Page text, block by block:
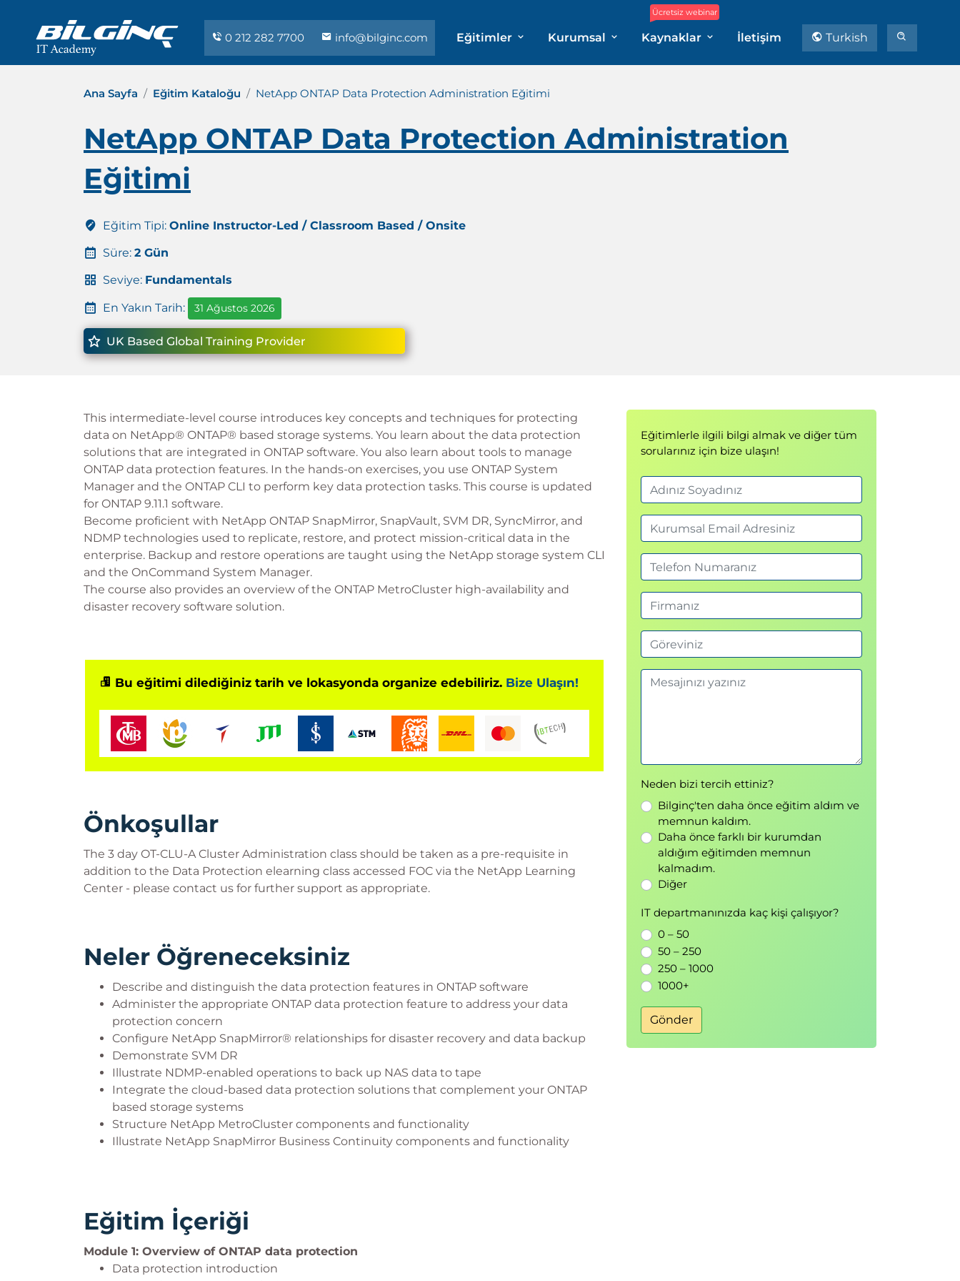
0 212 282 7700 info@bilginc.com Eğitimler Kurumsal
Ücretsiz webinar
Kaynaklar İletişim Turkish
Ana Sayfa Eğitim Kataloğu NetApp ONTAP Data Protection Administration Eğitimi
NetApp ONTAP Data Protection Administration
Eğitimi
Eğitim Tipi: Online Instructor-Led / Classroom Based / Onsite
Süre: 2 Gün
Seviye: Fundamentals
En Yakın Tarih: 31 Ağustos 2026
UK Based Global Training Provider
This intermediate-level course introduces key concepts and techniques for protecting
data on NetApp® ONTAP® based storage systems. You learn about the data protection
solutions that are integrated in ONTAP software. You also learn about tools to manage
ONTAP data protection features. In the hands-on exercises, you use ONTAP System
Manager and the ONTAP CLI to perform key data protection tasks. This course is updated
for ONTAP 9.11.1 software.
Become proficient with NetApp ONTAP SnapMirror, SnapVault, SVM DR, SyncMirror, and
NDMP technologies used to replicate, restore, and protect mission-critical data in the
enterprise. Backup and restore operations are taught using the NetApp storage system CLI
and the OnCommand System Manager.
The course also provides an overview of the ONTAP MetroCluster high-availability and
disaster recovery software solution.
Bu eğitimi dilediğiniz tarih ve lokasyonda organize edebiliriz. Bize Ulaşın!
Önkoşullar
The 3 day OT-CLU-A Cluster Administration class should be taken as a pre-requisite in
addition to the Data Protection elearning class accessed FOC via the NetApp Learning
Center - please contact us for further support as appropriate.
Neler Öğreneceksiniz
Describe and distinguish the data protection features in ONTAP software
Administer the appropriate ONTAP data protection feature to address your data
protection concern
Configure NetApp SnapMirror® relationships for disaster recovery and data backup
Demonstrate SVM DR
Illustrate NDMP-enabled operations to back up NAS data to tape
Integrate the cloud-based data protection solutions that complement your ONTAP
based storage systems
Structure NetApp MetroCluster components and functionality
Illustrate NetApp SnapMirror Business Continuity components and functionality
Eğitim İçeriği
Module 1: Overview of ONTAP data protection
Data protection introduction
Eğitimlerle ilgili bilgi almak ve diğer tüm
sorularınız için bize ulaşın!
Neden bizi tercih ettiniz?
Bilginç'ten daha önce eğitim aldım ve
memnun kaldım.
Daha önce farklı bir kurumdan
aldığım eğitimden memnun
kalmadım.
Diğer
IT departmanınızda kaç kişi çalışıyor?
0 – 50
50 – 250
250 – 1000
1000+
Gönder